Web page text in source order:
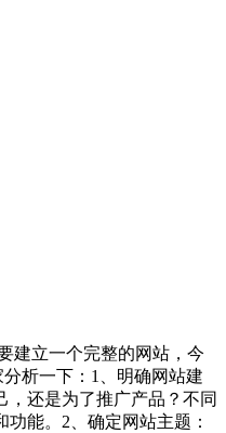
建立一个完整的网站，今
析一下：1、明确网站建
，还是为了推广产品？不同
能。2、确定网站主题：